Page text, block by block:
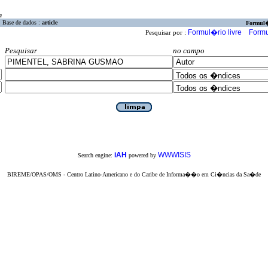
Base de dados : article
Pesquisar por : Formul�rio livre
Pesquisar
no campo
Search engine: iAH powered by WWWISIS
BIREME/OPAS/OMS - Centro Latino-Americano e do Caribe de Informa��o em Ci�ncias da Sa�de